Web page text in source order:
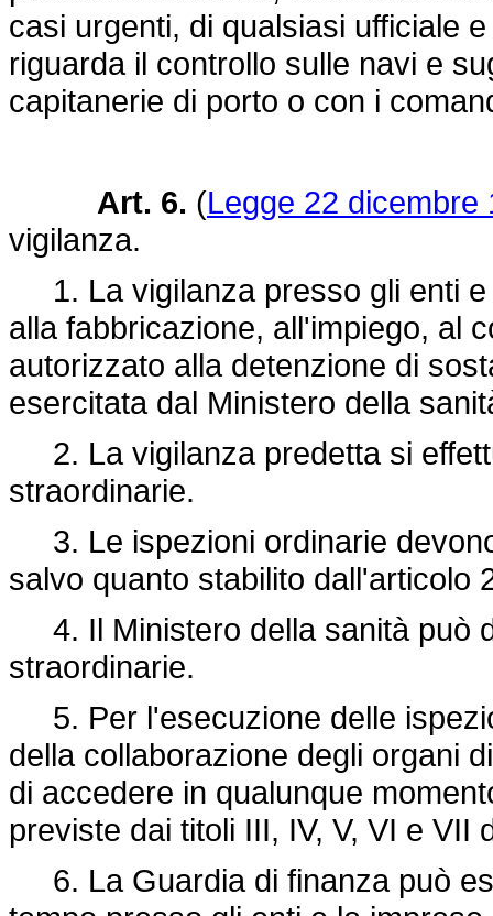
casi urgenti, di qualsiasi ufficiale
riguarda il controllo sulle navi e
capitanerie di porto o con i
Art. 6. (Legge 22 dicembre
vigilanza.
1. La vigilanza presso gli enti e
alla fabbricazione, all'impiego, al
autorizzato alla detenzione di
esercitata dal Ministero della
2. La vigilanza predetta si
straordinarie.
3. Le ispezioni ordinarie
salvo quanto stabilito dall'articolo
4. Il Ministero della sanità può
straordinarie.
5. Per l'esecuzione delle
della collaborazione degli organi
di accedere in qualunque
previste dai titoli III, IV, V, VI e VII
6. La Guardia di finanza può